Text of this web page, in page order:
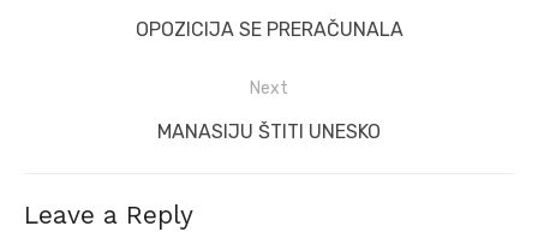
navigationPrevious
OPOZICIJA SE PRERAČUNALA
Next
Next
MANASIJU ŠTITI UNESKO
Leave a Reply